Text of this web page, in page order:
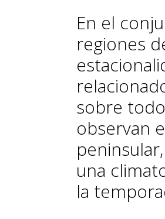
En el
regiones
sobre
observan
una
la